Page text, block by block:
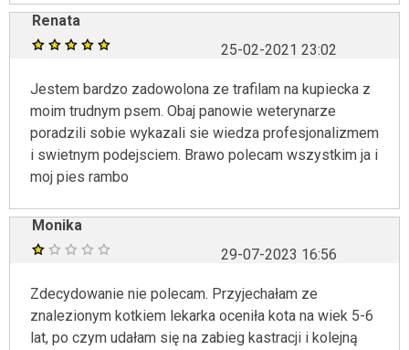
Renata
25-02-2021 23:02
Jestem bardzo zadowolona ze trafilam na kupiecka z
moim trudnym psem. Obaj panowie weterynarze
poradzili sobie wykazali sie wiedza profesjonalizmem
i swietnym podejsciem. Brawo polecam wszystkim ja i
moj pies rambo
Monika
29-07-2023 16:56
Zdecydowanie nie polecam. Przyjechałam ze
znalezionym kotkiem lekarka oceniła kota na wiek 5-6
lat, po czym udałam się na zabieg kastracji i kolejną